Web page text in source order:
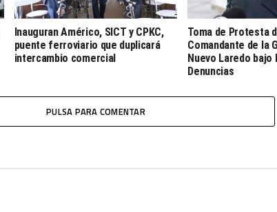
Inauguran Américo, SICT y CPKC,
puente ferroviario que duplicará
intercambio comercial
Toma de Protesta
Comandante de la
Nuevo Laredo bajo
Denuncias
PULSA PARA COMENTAR